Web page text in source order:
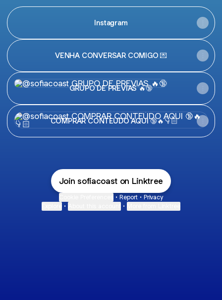
Instagram
VENHA CONVERSAR COMIGO 💌
GRUPO DE PREVIAS 🔥🔞
GRUPO DE PREVIAS 🔥🔞
COMPRAR CONTEÚDO AQUI 🔞🔥👇🏻
COMPRAR CONTEÚDO AQUI 🔞🔥👇🏻
Join sofiacoast on Linktree
• Report • Privacy
• •